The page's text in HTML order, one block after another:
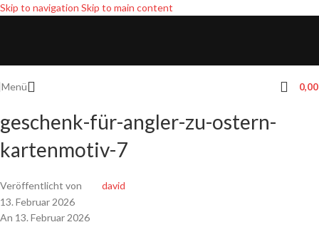
Skip to navigation Skip to main content
Menü
geschenk-für-angler-zu-ostern-
kartenmotiv-7
Veröffentlicht von
david
13. Februar 2026
An 13. Februar 2026